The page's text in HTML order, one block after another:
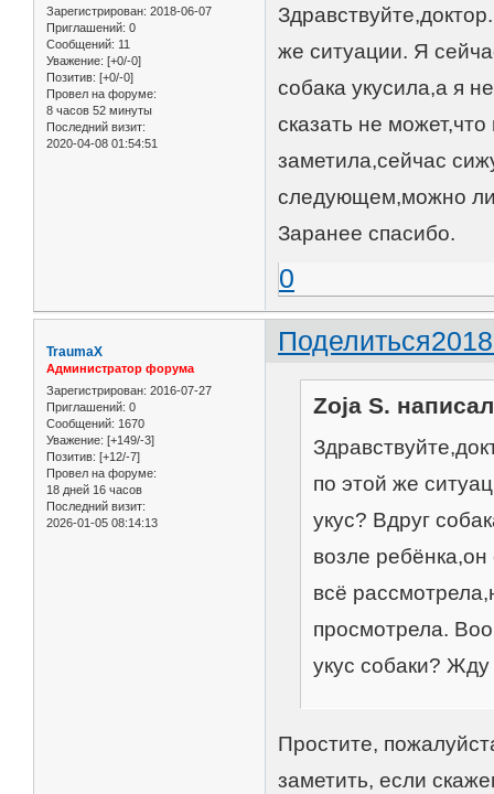
Зарегистрирован: 2018-06-07
Приглашений: 0
Сообщений: 11
Уважение: [+0/-0]
Позитив: [+0/-0]
Провел на форуме:
8 часов 52 минуты
Последний визит:
2020-04-08 01:54:51
же ситуации. Я
собака укусила,а я
сказать не
заметила,сейчас
следующем,можно ли
Заранее спасибо.
0
Поделиться
TraumaX
Администратор форума
Зарегистрирован: 2016-07-27
Приглашений: 0
Сообщений: 1670
Уважение: [+149/-3]
Позитив: [+12/-7]
Провел на форуме:
18 дней 16 часов
Последний визит:
2026-01-05 08:14:13
Zoja S.
по этой же
укус? Вдруг
возле ребёнка,он
всё
просмотрела.
укус собаки?
Простите,
заметить, если